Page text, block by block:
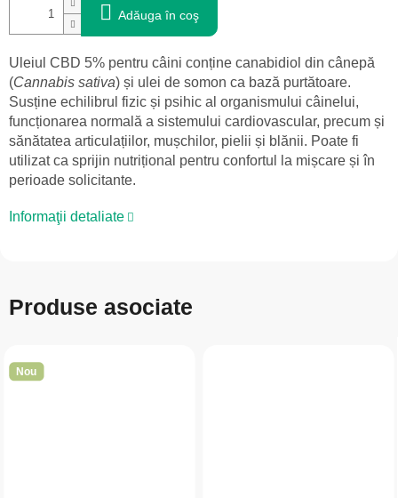
Adăuga în coş
Uleiul CBD 5% pentru câini conține canabidiol din cânepă
(Cannabis sativa) și ulei de somon ca bază purtătoare.
Susține echilibrul fizic și psihic al organismului câinelui,
funcționarea normală a sistemului cardiovascular, precum și
sănătatea articulațiilor, mușchilor, pielii și blănii. Poate fi
utilizat ca sprijin nutrițional pentru confortul la mișcare și în
perioade solicitante.
Informaţii detaliate
Produse asociate
Nou